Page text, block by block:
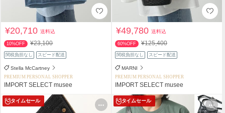
¥20,710送料込
10%OFF ¥23,100
関税負担なし スピード配送
Stella McCartney
PREMIUM PERSONAL SHOPPER
IMPORT SELECT musee
¥49,780送料込
60%OFF ¥125,400
関税負担なし スピード配送
MARNI
PREMIUM PERSONAL SHOPPER
IMPORT SELECT musee
タイムセール タイムセール